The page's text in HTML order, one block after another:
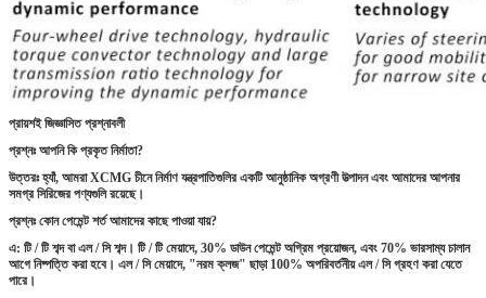
প্রায়শই জিজ্ঞাসিত প্রশ্নাবলী
প্রশ্নঃ আপনি কি প্রকৃত নির্মাতা?
উত্তরঃ হ্যাঁ, আমরা XCMG চীনে নির্মাণ যন্ত্রপাতিগুলির একটি আনুষ্ঠানিক অগ্রণী উত্পাদন এবং আমাদের আপনার
সমগ্র সিরিজের পণ্যগুলি রয়েছে।
প্রশ্নঃ কোন পেমেন্ট শর্ত আমাদের কাছে পাওয়া যায়?
এ: টি / টি শব্দ বা এল / সি শব্দ। টি / টি মেয়াদে, 30% ডাউন পেমেন্ট অগ্রিম প্রয়োজন, এবং 70% ভারসাম্য চালান
আগে নিষ্পত্তি করা হবে। এল / সি মেয়াদে, "নরম ক্লজ" ছাড়া 100% অপরিবর্তনীয় এল / সি গ্রহণ করা যেতে
পারে।